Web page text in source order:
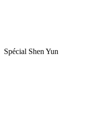
Spécial Shen Yun